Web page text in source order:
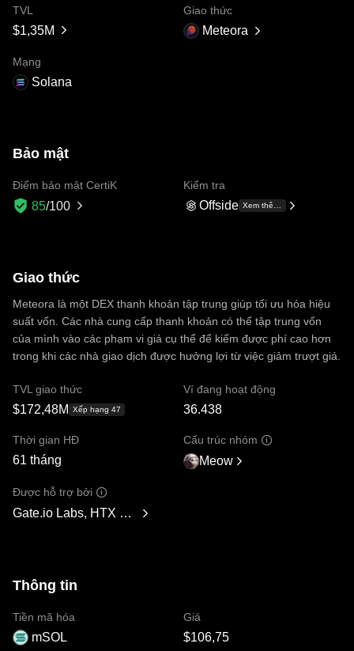
TVL
$1,35M
Giao thức
Meteora
Mạng
Solana
Bảo mật
Điểm bảo mật CertiK
85/100
Kiểm tra
Offside Xem thêm +10
Giao thức
Meteora là một DEX thanh khoản tập trung giúp tối ưu hóa hiệu
suất vốn. Các nhà cung cấp thanh khoản có thể tập trung vốn
của mình vào các phạm vi giá cụ thể để kiếm được phí cao hơn
trong khi các nhà giao dịch được hưởng lợi từ việc giảm trượt giá.
TVL giao thức
$172,48M Xếp hạng 47
Ví đang hoạt động
36.438
Thời gian HĐ
61 tháng
Cấu trúc nhóm
Meow
Được hỗ trợ bởi
Gate.io Labs, HTX Ventures, Signum Capital, GBV Capital,
Thông tin
Tiền mã hóa
mSOL
Giá
$106,75